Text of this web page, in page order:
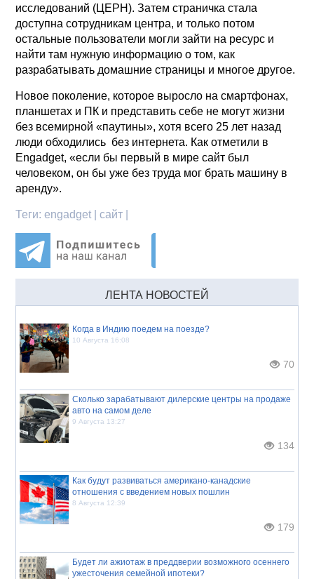
исследований (ЦЕРН). Затем страничка стала
доступна сотрудникам центра, и только потом
остальные пользователи могли зайти на ресурс и
найти там нужную информацию о том, как
разрабатывать домашние страницы и многое другое.
Новое поколение, которое выросло на смартфонах,
планшетах и ПК и представить себе не могут жизни
без всемирной «паутины», хотя всего 25 лет назад
люди обходились без интернета. Как отметили в
Engadget, «если бы первый в мире сайт был
человеком, он бы уже без труда мог брать машину в
аренду».
Теги:engadget | сайт |
ЛЕНТА НОВОСТЕЙ
Когда в Индию поедем на поезде?
10 Августа 16:08
70
Сколько зарабатывают дилерские центры на продаже
авто на самом деле
9 Августа 13:27
134
Как будут развиваться американо-канадские
отношения с введением новых пошлин
8 Августа 12:39
179
Будет ли ажиотаж в преддверии возможного осеннего
ужесточения семейной ипотеки?